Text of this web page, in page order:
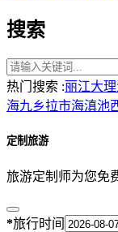
搜索
热门搜索 :丽江大理
海九乡拉市海滇池
定制旅游
旅游定制师为您免
*旅行时间